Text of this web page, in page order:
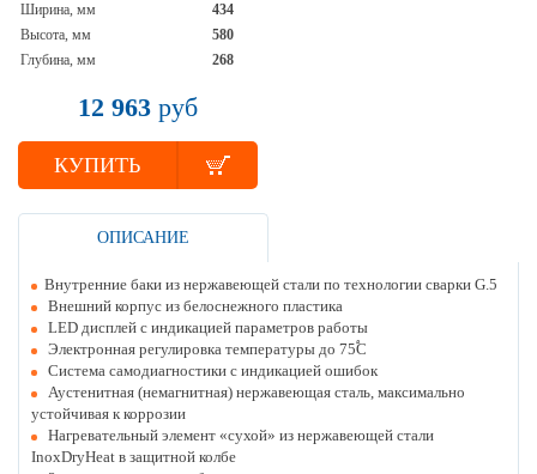
Ширина, мм
434
Высота, мм
580
Глубина, мм
268
12 963 руб
КУПИТЬ
ОПИСАНИЕ
Внутренние баки из нержавеющей стали по технологии сварки G.5
Внешний корпус из белоснежного пластика
LED дисплей с индикацией параметров работы
Электронная регулировка температуры до 75֠С
Система самодиагностики с индикацией ошибок
Аустенитная (немагнитная) нержавеющая сталь, максимально
устойчивая к коррозии
Нагревательный элемент «сухой» из нержавеющей стали
InoxDryHeat в защитной колбе